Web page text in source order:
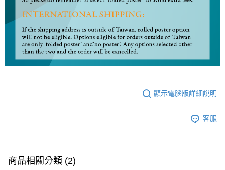
顯示電腦版詳細說明
客服
商品相關分類 (2)